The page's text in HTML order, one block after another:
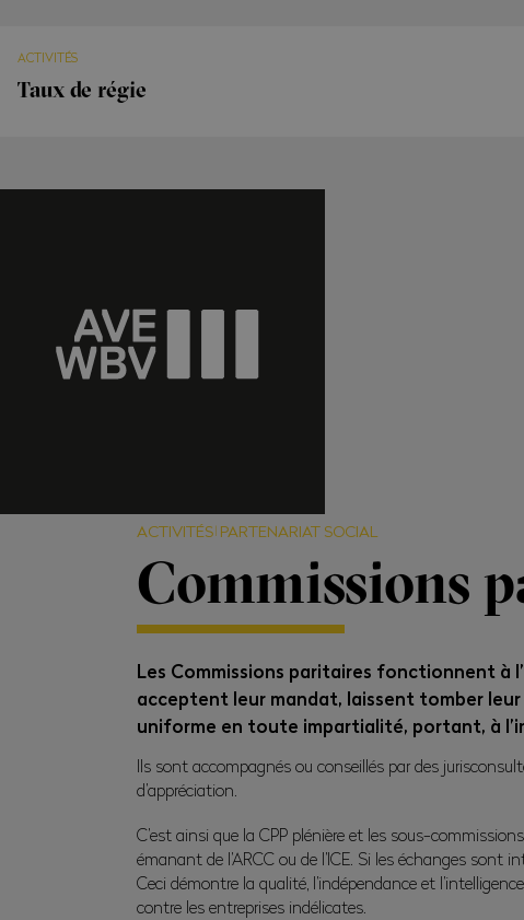
ACTIVITÉS
Taux de régie
ACTIVITÉS PARTENARIAT SOCIAL
Commissions
Les Commissions paritaires fonctionnent à
acceptent leur mandat, laissent tomber
uniforme en toute impartialité, portant, à
Ils sont accompagnés ou conseillés par des
d’appréciation.
C’est ainsi que la CPP plénière et les sous-
émanant de l’ARCC ou de l’ICE. Si les échanges
Ceci démontre la qualité, l’indépendance et
contre les entreprises indélicates.